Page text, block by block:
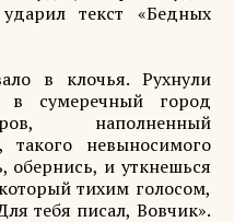
текст «Бедных
в клочья. Рухнули
в сумеречный город
наполненный
такого невыносимого
обернись, и уткнешься
тихим голосом,
тебя писал, Вовчик».